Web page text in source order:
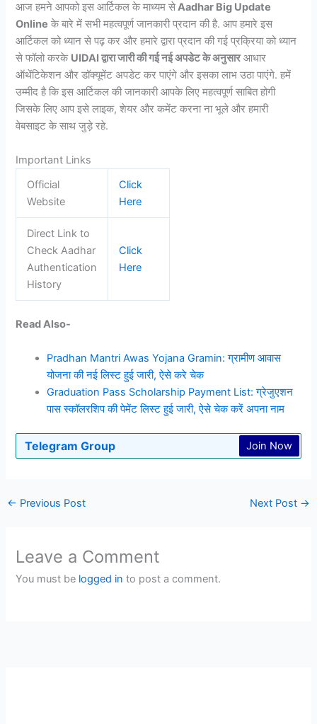
आज हमने आपको इस आर्टिकल के माध्यम सेAadhar Big Update
Online के बारे में सभी महत्वपूर्ण जानकारी प्रदान की है. आप हमारे इस
आर्टिकल को ध्यान से पढ़ कर और हमारे द्वारा प्रदान की गई प्रक्रिया को ध्यान
से फॉलो करके UIDAI द्वारा जारी की गई नई अपडेट के अनुसारआधार
ऑथेंटिकेशन और डॉक्यूमेंट अपडेट कर पाएंगे और इसका लाभ उठा पाएंगे. हमें
उम्मीद है कि इस आर्टिकल की जानकारी आपके लिए महत्वपूर्ण साबित होगी
जिसके लिए आप इसे लाइक, शेयर और कमेंट करना ना भूले और हमारी
वेबसाइट के साथ जुड़े रहे.
Important Links
Official
Website
Click
Here
Direct Link to
Check Aadhar
Authentication
History
Click
Here
Read Also-
Pradhan Mantri Awas Yojana Gramin: ग्रामीण आवास
योजना की नई लिस्ट हुई जारी, ऐसे करे चेक
Graduation Pass Scholarship Payment List: ग्रेजुएशन
पास स्कॉलरशिप की पेमेंट लिस्ट हुई जारी, ऐसे चेक करें अपना नाम
Telegram Group Join Now
← Previous Post Next Post →
Leave a Comment
You must be logged in to post a comment.